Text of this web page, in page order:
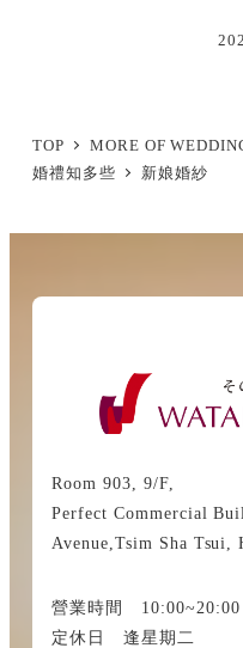
TOP
MORE OF
婚禮知多些
新娘婚紗
Room 903, 9/F,
Perfect Commercial
Avenue,Tsim Sha Tsui,
營業時間 10:00~20:00
定休日 逢星期二